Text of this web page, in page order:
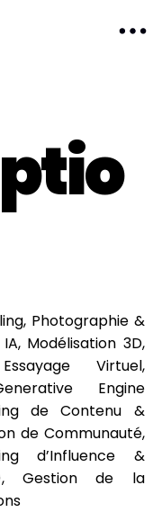
Photographie &
Modélisation 3D,
Virtuel,
Engine
de Contenu &
de Communauté,
d’Influence &
Gestion de la